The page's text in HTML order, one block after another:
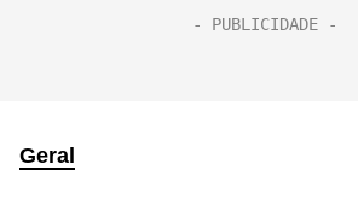
Geral